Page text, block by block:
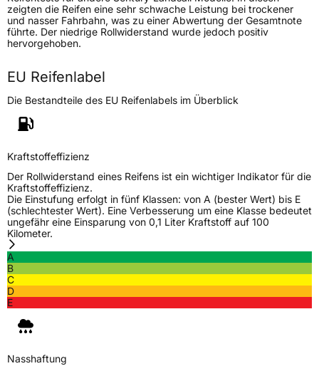
FahrzeugtypSUV
VerwendungSommerreifen
ModellnameRapidDragon SUV
Fahrzeugart
PKW & SUV
ZustandNeureifen
EU Label
Effizienz
zeigten die Reifen eine sehr schwache Leistung bei trockener
und nasser Fahrbahn, was zu einer Abwertung der Gesamtnote
führte. Der niedrige Rollwiderstand wurde jedoch positiv
hervorgehoben.
EU Reifenlabel
Die Bestandteile des EU Reifenlabels im Überblick
Kraftstoffeffizienz
Der Rollwiderstand eines Reifens ist ein wichtiger Indikator für die
Kraftstoffeffizienz.
Die Einstufung erfolgt in fünf Klassen: von A (bester Wert) bis E
(schlechtester Wert). Eine Verbesserung um eine Klasse bedeutet
ungefähr eine Einsparung von 0,1 Liter Kraftstoff auf 100
Kilometer.
A
B
C
D
E
Nasshaftung